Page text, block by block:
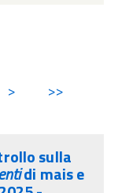
> >>
sulla
di mais e